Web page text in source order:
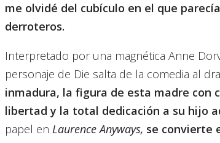
me olvidé del cubículo en el que
derroteros.
Interpretado por una magnética Anne
personaje de Die salta de la comedia al
inmadura, la figura de esta madre con
libertad y la total dedicación a su hijo
papel en Laurence Anyways, se convierte